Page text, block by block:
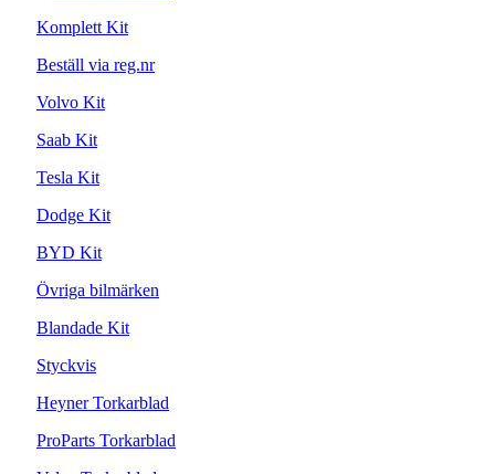
Komplett Kit
Beställ via reg.nr
Volvo Kit
Saab Kit
Tesla Kit
Dodge Kit
BYD Kit
Övriga bilmärken
Blandade Kit
Styckvis
Heyner Torkarblad
ProParts Torkarblad